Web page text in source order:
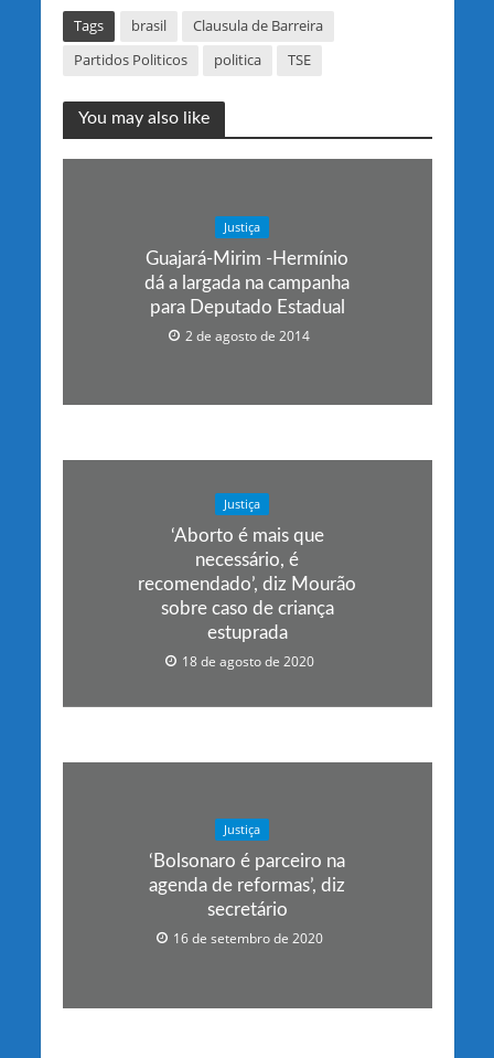
Tags brasil
Clausula de Barreira
Partidos Politicos
politica TSE
You may also like
Justiça
Guajará-Mirim -Hermínio
dá a largada na campanha
para Deputado Estadual
2 de agosto de 2014
Justiça
‘Aborto é mais que
necessário, é
recomendado’, diz Mourão
sobre caso de criança
estuprada
18 de agosto de 2020
Justiça
‘Bolsonaro é parceiro na
agenda de reformas’, diz
secretário
16 de setembro de 2020